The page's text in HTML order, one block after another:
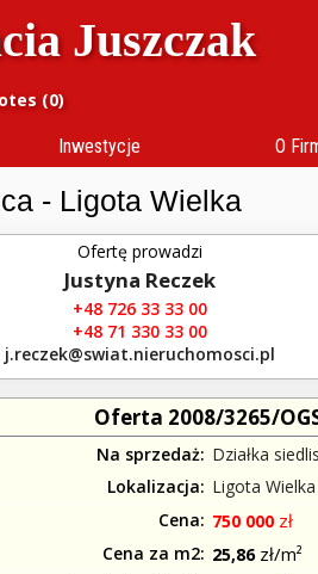
Juszczak
(0)
Inwestycje O
- Ligota Wielka
Ofertę prowadzi
Justyna Reczek
+48 726 33 33 00
+48 71 330 33 00
j.reczek​@swiat.nieruchomosci.pl
Oferta 2008/3265/
Na sprzedaż
Działka
Lokalizacja
Ligota Wielka
Cena
750 000 zł
Cena za m2 25,86zł/m²